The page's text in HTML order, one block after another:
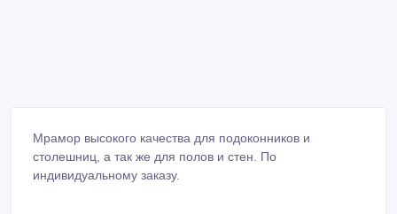
Мрамор высокого качества для подоконников и
столешниц, а так же для полов и стен. По
индивидуальному заказу.